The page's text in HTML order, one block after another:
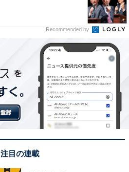
ープレートにしたい」と思う秋田県の
Recommended by
注目の連載